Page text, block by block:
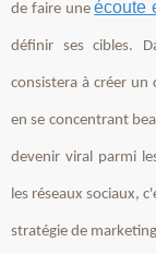
de faire uneécoute
définir ses cibles.
consistera à créer
en se concentrant
devenir viral parmi
les réseaux sociaux,
stratégie de